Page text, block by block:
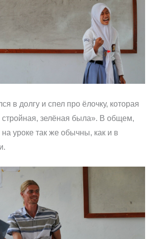
в долгу и спел про ёлочку, которая
стройная, зелёная была». В общем,
уроке так же обычны, как и в